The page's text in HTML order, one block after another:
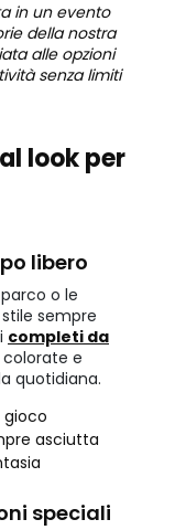
in un evento
della nostra
alle opzioni
senza limiti
look per
libero
o le
sempre
completi da
e
quotidiana.
gioco
asciutta
speciali